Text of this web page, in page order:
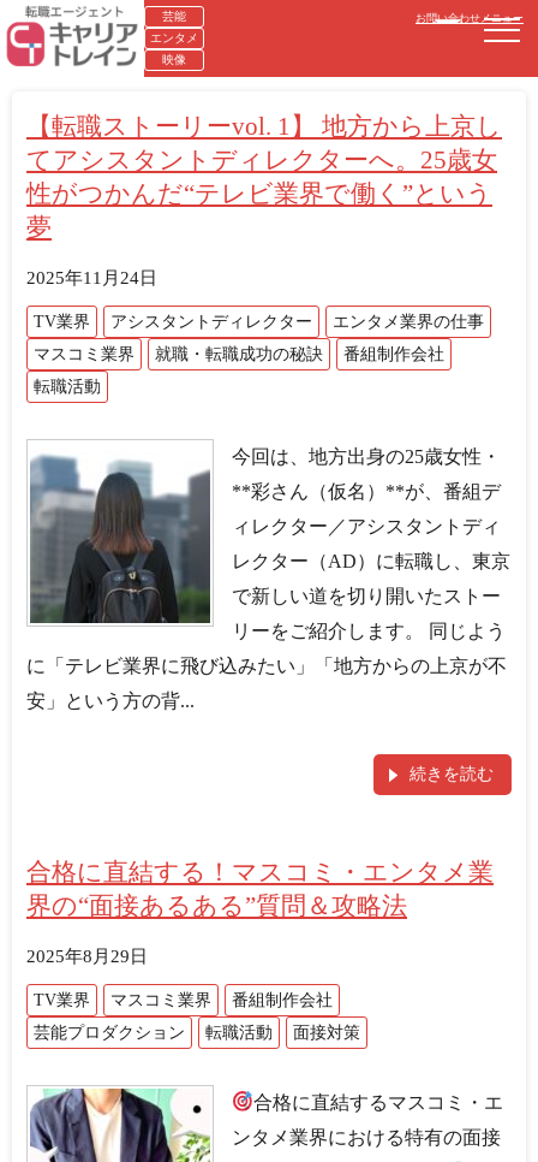
芸能
エンタメ
映像
お問い合わせメニュー
【転職ストーリーvol. 1】 地方から上京し
てアシスタントディレクターへ。25歳女
性がつかんだ“テレビ業界で働く”という
夢
2025年11月24日
TV業界 アシスタントディレクター
エンタメ業界の仕事
マスコミ業界
就職・転職成功の秘訣
番組制作会社
転職活動
今回は、地方出身の25歳女性・
**彩さん（仮名）**が、番組デ
ィレクター／アシスタントディ
レクター（AD）に転職し、東京
で新しい道を切り開いたストー
リーをご紹介します。 同じよう
に「テレビ業界に飛び込みたい」「地方からの上京が不
安」という方の背...
続きを読む
合格に直結する！マスコミ・エンタメ業
界の“面接あるある”質問＆攻略法
2025年8月29日
TV業界 マスコミ業界
番組制作会社
芸能プロダクション
転職活動 面接対策
合格に直結するマスコミ・エ
ンタメ業界における特有の面接